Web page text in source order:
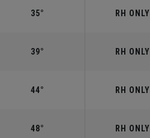
35° RH ONLY
39° RH ONLY
44° RH ONLY
48° RH ONLY